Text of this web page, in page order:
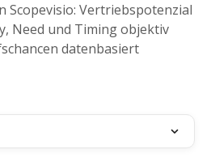
Scopevisio: Vertriebspotenzial
Need und Timing objektiv
datenbasiert